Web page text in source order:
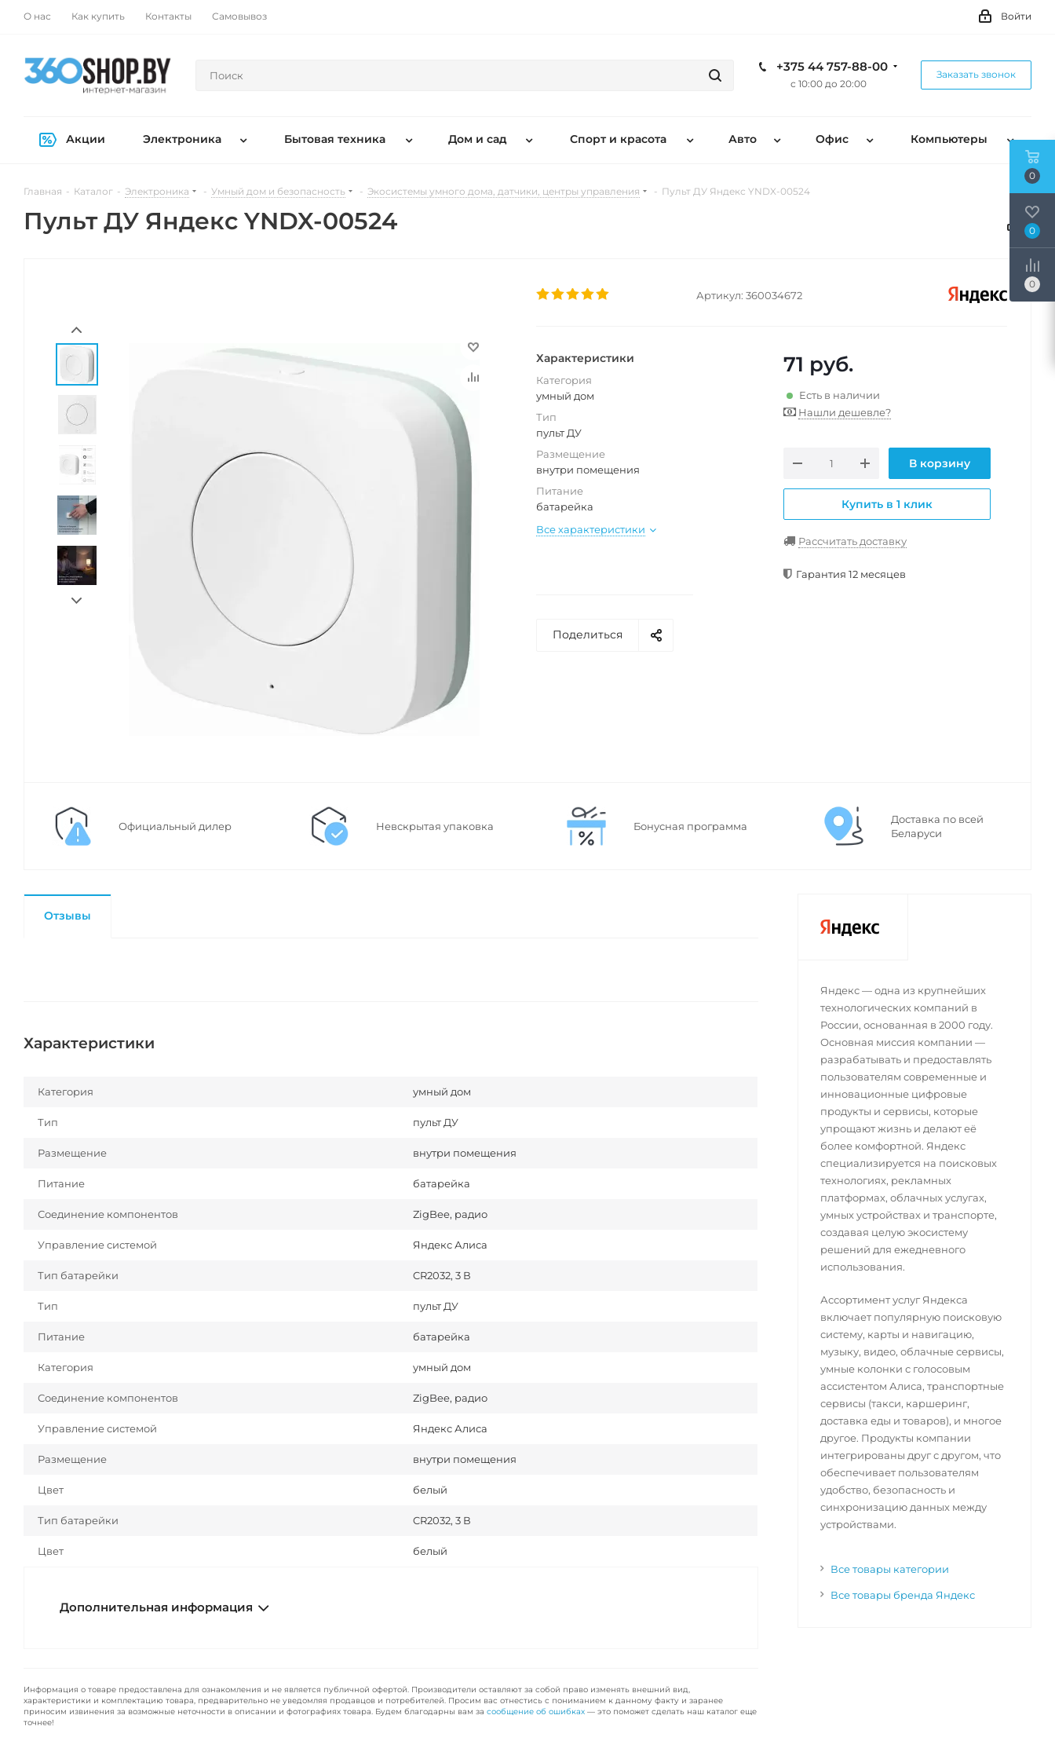
О нас Как купить Контакты Самовывоз Войти
+375 44 757-88-00
с 10:00 до 20:00
Заказать звонок
Акции Электроника Бытовая техника Дом и сад Спорт и красота Авто Офис Компьютеры
Главная - Каталог - Электроника - Умный дом и безопасность - Экосистемы умного дома, датчики, центры управления - Пульт ДУ Яндекс YNDX-00524
Пульт ДУ Яндекс YNDX-00524
Артикул: 360034672
Характеристики
Категория
умный дом
Тип
пульт ДУ
Размещение
внутри помещения
Питание
батарейка
Все характеристики
71 руб.
Есть в наличии
Нашли дешевле?
В корзину
Купить в 1 клик
Рассчитать доставку
Гарантия 12 месяцев
Поделиться
Официальный дилер Невскрытая упаковка Бонусная программа
Доставка по всей
Беларуси
Отзывы
Характеристики
Категория умный дом
Тип пульт ДУ
Размещение внутри помещения
Питание батарейка
Соединение компонентов ZigBee, радио
Управление системой Яндекс Алиса
Тип батарейки CR2032, 3 В
Тип пульт ДУ
Питание батарейка
Категория умный дом
Соединение компонентов ZigBee, радио
Управление системой Яндекс Алиса
Размещение внутри помещения
Цвет белый
Тип батарейки CR2032, 3 В
Цвет белый
Дополнительная информация
Информация о товаре предоставлена для ознакомления и не является публичной офертой. Производители оставляют за собой право изменять внешний вид,
характеристики и комплектацию товара, предварительно не уведомляя продавцов и потребителей. Просим вас отнестись с пониманием к данному факту и заранее
приносим извинения за возможные неточности в описании и фотографиях товара. Будем благодарны вам за сообщение об ошибках — это поможет сделать наш каталог еще
точнее!
Яндекс — одна из крупнейших
технологических компаний в
России, основанная в 2000 году.
Основная миссия компании —
разрабатывать и предоставлять
пользователям современные и
инновационные цифровые
продукты и сервисы, которые
упрощают жизнь и делают её
более комфортной. Яндекс
специализируется на поисковых
технологиях, рекламных
платформах, облачных услугах,
умных устройствах и транспорте,
создавая целую экосистему
решений для ежедневного
использования.
Ассортимент услуг Яндекса
включает популярную поисковую
систему, карты и навигацию,
музыку, видео, облачные сервисы,
умные колонки с голосовым
ассистентом Алиса, транспортные
сервисы (такси, каршеринг,
доставка еды и товаров), и многое
другое. Продукты компании
интегрированы друг с другом, что
обеспечивает пользователям
удобство, безопасность и
синхронизацию данных между
устройствами.
Все товары категории
Все товары бренда Яндекс
0
0
0